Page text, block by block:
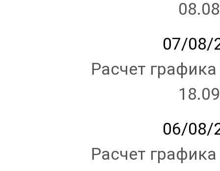
07/08/
Расчет
06/08/
Расчет